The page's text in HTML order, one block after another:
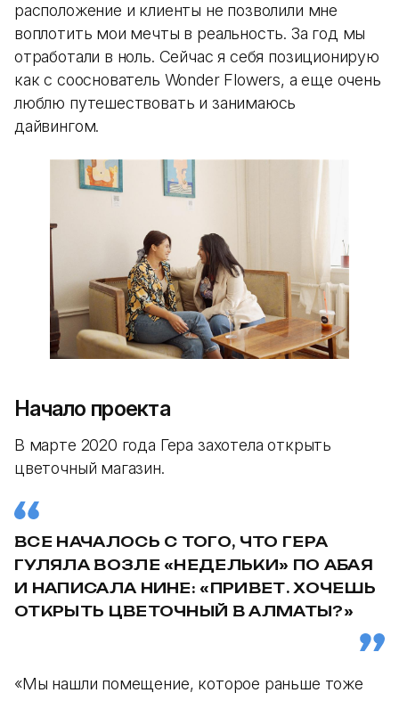
расположение и клиенты не позволили мне
воплотить мои мечты в реальность. За год мы
отработали в ноль. Сейчас я себя позиционирую
как с сооснователь Wonder Flowers, а еще очень
люблю путешествовать и занимаюсь
дайвингом.
Начало проекта
В марте 2020 года Гера захотела открыть
цветочный магазин.
ВСЕ НАЧАЛОСЬ С ТОГО, ЧТО ГЕРА
ГУЛЯЛА ВОЗЛЕ «НЕДЕЛЬКИ» ПО АБАЯ
И НАПИСАЛА НИНЕ: «ПРИВЕТ. ХОЧЕШЬ
ОТКРЫТЬ ЦВЕТОЧНЫЙ В АЛМАТЫ?»
«Мы нашли помещение, которое раньше тоже